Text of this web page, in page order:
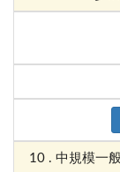
10 . 中規模一